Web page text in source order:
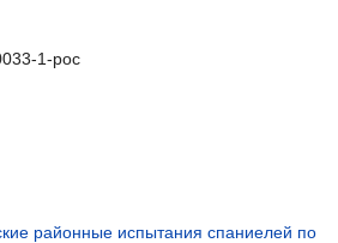
1-рос
районные испытания спаниелей по